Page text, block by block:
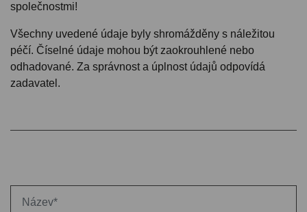
společnostmi!
Všechny uvedené údaje byly shromážděny s náležitou
péčí. Číselné údaje mohou být zaokrouhlené nebo
odhadované. Za správnost a úplnost údajů odpovídá
zadavatel.